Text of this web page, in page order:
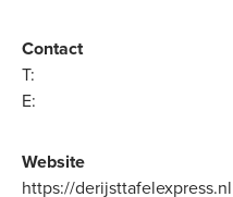
Contact
T:
E:
Website
https://derijsttafelexpress.nl